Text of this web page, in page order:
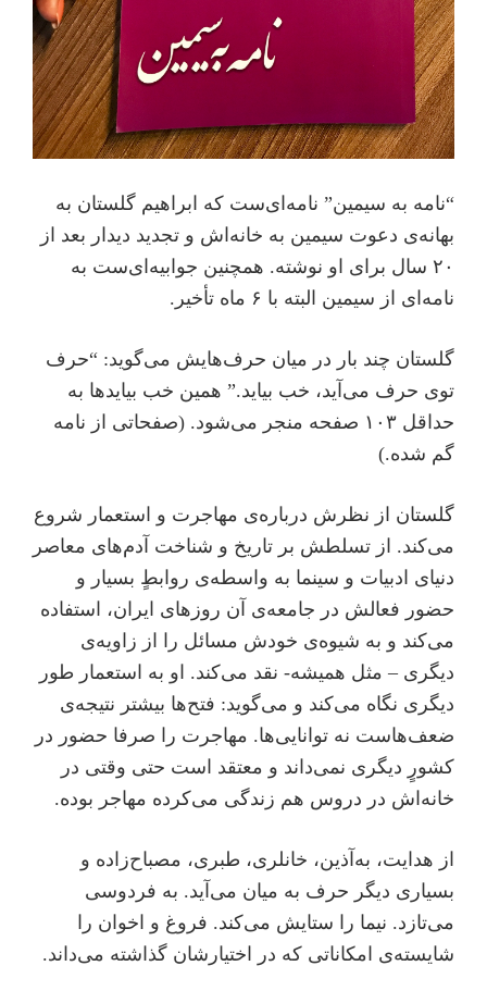
“نامه به سیمین” نامه‌ای‌ست که ابراهیم گلستان به
بهانه‌ی دعوت سیمین به خانه‌اش و تجدید دیدار بعد از
۲۰ سال برای او نوشته. همچنین جوابیه‌ای‌ست به
نامه‌ای از سیمین البته با ۶ ماه تأخیر.
گلستان چند بار در میان حرف‌هایش می‌گوید: “حرف
توی حرف می‌آید، خب بیاید.” همین خب بیایدها به
حداقل ۱۰۳ صفحه منجر می‌شود. (‌صفحاتی از نامه
گم شده.)
گلستان از نظرش درباره‌ی مهاجرت و استعمار شروع
می‌کند. از تسلطش بر تاریخ و شناخت آدم‌های معاصر
دنیای ادبیات و سینما به واسطه‌ی روابطٍ بسیار و
حضور فعالش در جامعه‌ی آن روزهای ایران، استفاده
می‌کند و به شیوه‌ی خودش مسائل را از زاویه‌ی
دیگری – مثل همیشه- نقد می‌کند. او به استعمار طور
دیگری نگاه می‌کند و می‌گوید: فتح‌ها بیشتر نتیجه‌ی
ضعف‌هاست نه توانایی‌ها. مهاجرت را صرفا حضور در
کشورٍ دیگری نمی‌داند و معتقد است حتی وقتی در
خانه‌اش در دروس هم زندگی می‌کرده مهاجر بوده.
از هدایت، به‌آذین، خانلری، طبری،‌ مصباح‌زاده و
بسیاری دیگر حرف به میان می‌آید. به فردوسی
می‌تازد. نیما را ستایش می‌کند. فروغ و اخوان را
شایسته‌ی امکاناتی که در اختیارشان گذاشته می‌داند.